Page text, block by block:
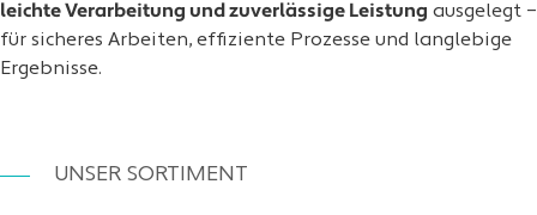
leichte Verarbeitung und zuverlässige Leistung ausgelegt –
für sicheres Arbeiten, effiziente Prozesse und langlebige
Ergebnisse.
UNSER SORTIMENT